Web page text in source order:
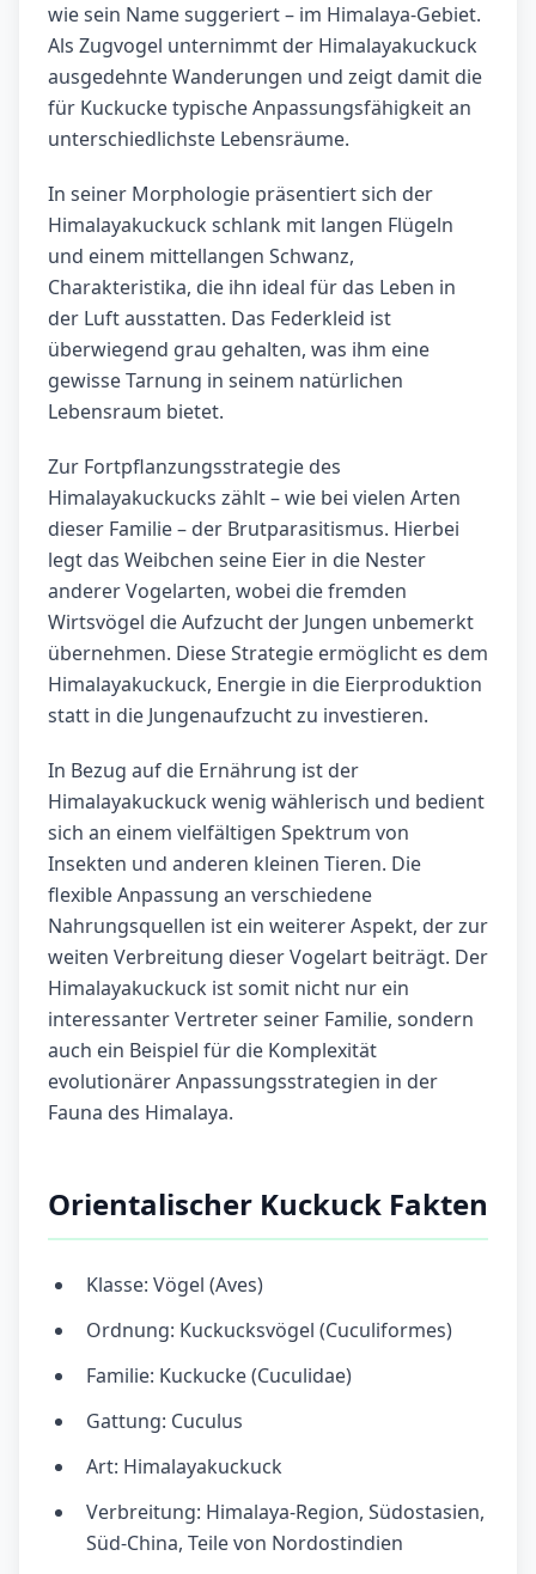
wie sein Name suggeriert – im Himalaya-Gebiet.
Als Zugvogel unternimmt der Himalayakuckuck
ausgedehnte Wanderungen und zeigt damit die
für Kuckucke typische Anpassungsfähigkeit an
unterschiedlichste Lebensräume.
In seiner Morphologie präsentiert sich der
Himalayakuckuck schlank mit langen Flügeln
und einem mittellangen Schwanz,
Charakteristika, die ihn ideal für das Leben in
der Luft ausstatten. Das Federkleid ist
überwiegend grau gehalten, was ihm eine
gewisse Tarnung in seinem natürlichen
Lebensraum bietet.
Zur Fortpflanzungsstrategie des
Himalayakuckucks zählt – wie bei vielen Arten
dieser Familie – der Brutparasitismus. Hierbei
legt das Weibchen seine Eier in die Nester
anderer Vogelarten, wobei die fremden
Wirtsvögel die Aufzucht der Jungen unbemerkt
übernehmen. Diese Strategie ermöglicht es dem
Himalayakuckuck, Energie in die Eierproduktion
statt in die Jungenaufzucht zu investieren.
In Bezug auf die Ernährung ist der
Himalayakuckuck wenig wählerisch und bedient
sich an einem vielfältigen Spektrum von
Insekten und anderen kleinen Tieren. Die
flexible Anpassung an verschiedene
Nahrungsquellen ist ein weiterer Aspekt, der zur
weiten Verbreitung dieser Vogelart beiträgt. Der
Himalayakuckuck ist somit nicht nur ein
interessanter Vertreter seiner Familie, sondern
auch ein Beispiel für die Komplexität
evolutionärer Anpassungsstrategien in der
Fauna des Himalaya.
Orientalischer Kuckuck Fakten
Klasse: Vögel (Aves)
Ordnung: Kuckucksvögel (Cuculiformes)
Familie: Kuckucke (Cuculidae)
Gattung: Cuculus
Art: Himalayakuckuck
Verbreitung: Himalaya-Region, Südostasien,
Süd-China, Teile von Nordostindien